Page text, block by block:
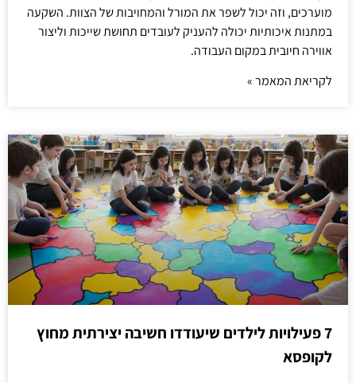
מוערכים, וזה יכול לשפר את המורל והמחויבות של הצוות. השקעה
במתנות איכותיות יכולה להעניק לעובדים תחושת שייכות וליצור
אווירה חיובית במקום העבודה.
לקריאת המאמר »
7 פעילויות לילדים שיעודדו חשיבה יצירתית מחוץ
לקופסא